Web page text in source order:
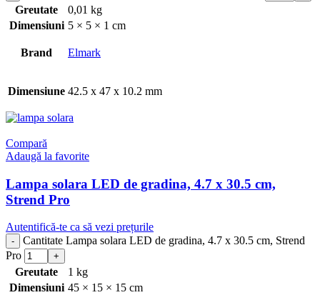
Greutate
0,01 kg
Dimensiuni 5 × 5 × 1 cm
Brand Elmark
Dimensiune 42.5 x 47 x 10.2 mm
Compară
Adaugă la favorite
Lampa solara LED de gradina, 4.7 x 30.5 cm,
Strend Pro
Autentifică-te ca să vezi prețurile
Cantitate Lampa solara LED de gradina, 4.7 x 30.5 cm, Strend
Pro
Greutate
1 kg
Dimensiuni 45 × 15 × 15 cm